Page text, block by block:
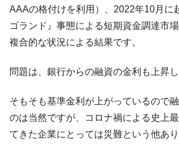
日(水)もサイドカー・サーキットブレイ
『Money1』
IT産業は人を雇用する効果
『Money1』
韓国「株式市場が賭博場
『Money1』
韓国「2026年1Q 資金循
に。
『Money1』
韓国化学企業最大手『ロ
AAAの格付けを利用）、2022年10月に
ゴランド』事態による短期資金調達市
複合的な状況による結果です。
問題は、銀行からの融資の金利も上昇
そもそも基準金利が上がっているので
のは当然ですが、コロナ禍による史上
てきた企業にとっては災難という他あり